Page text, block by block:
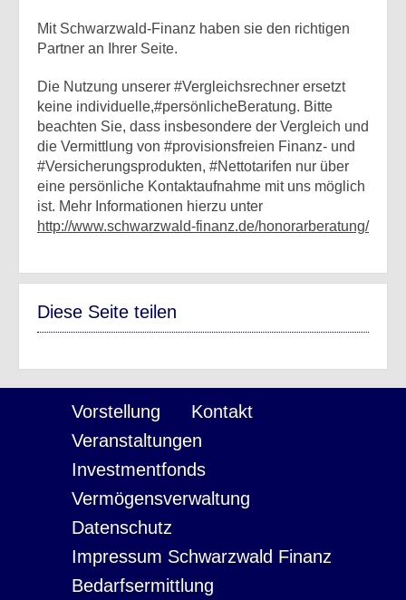
Mit Schwarzwald-Finanz haben sie den richtigen
Partner an Ihrer Seite.
Die Nutzung unserer #Vergleichsrechner ersetzt
keine individuelle,#persönlicheBeratung. Bitte
beachten Sie, dass insbesondere der Vergleich und
die Vermittlung von #provisionsfreien Finanz- und
#Versicherungsprodukten, #Nettotarifen nur über
eine persönliche Kontaktaufnahme mit uns möglich
ist. Mehr Informationen hierzu unter
http://www.schwarzwald-finanz.de/honorarberatung/
Diese Seite teilen
Vorstellung
Kontakt
Veranstaltungen
Investmentfonds
Vermögensverwaltung
Datenschutz
Impressum Schwarzwald Finanz
Bedarfsermittlung